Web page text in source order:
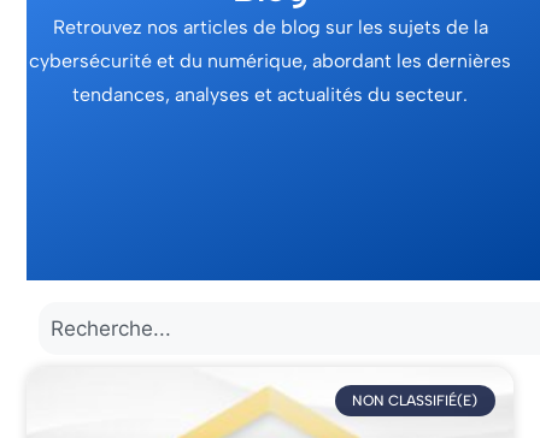
Retrouvez nos articles de blog sur les sujets de la
cybersécurité et du numérique, abordant les dernières
tendances, analyses et actualités du secteur.
NON CLASSIFIÉ(E)